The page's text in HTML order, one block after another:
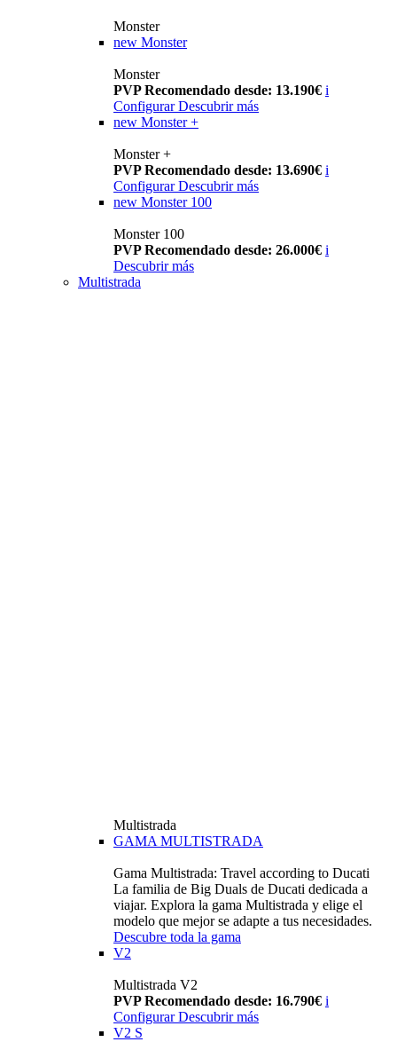
Monster
new Monster
Monster
PVP Recomendado desde: 13.190€ i
Configurar Descubrir más
new Monster +
Monster +
PVP Recomendado desde: 13.690€ i
Configurar Descubrir más
new Monster 100
Monster 100
PVP Recomendado desde: 26.000€ i
Descubrir más
Multistrada
Multistrada
GAMA MULTISTRADA
Gama Multistrada: Travel according to Ducati
La familia de Big Duals de Ducati dedicada a
viajar. Explora la gama Multistrada y elige el
modelo que mejor se adapte a tus necesidades.
Descubre toda la gama
V2
Multistrada V2
PVP Recomendado desde: 16.790€ i
Configurar Descubrir más
V2 S